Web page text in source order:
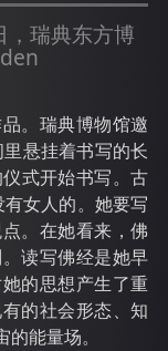
瑞典东方博
。瑞典博物馆邀
悬挂着书写的长
式开始书写。古
女人的。她要写
。在她看来，佛
读写佛经是她早
的思想产生了重
的社会形态、知
能量场。